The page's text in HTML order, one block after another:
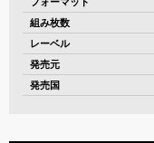
組み枚数
レーベル
発売元
発売国